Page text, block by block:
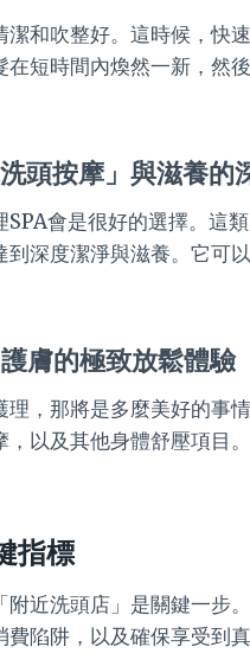
和吹整好。這時候，快
短時間內煥然一新，然
頭按摩」與滋養的
會是很好的選擇。這
深度潔淨與滋養。它可
膚的極致放鬆體驗
，那將是多麼美好的事
以及其他身體舒壓項目
指標
近洗頭店」是關鍵一步
陷阱，以及確保享受到真